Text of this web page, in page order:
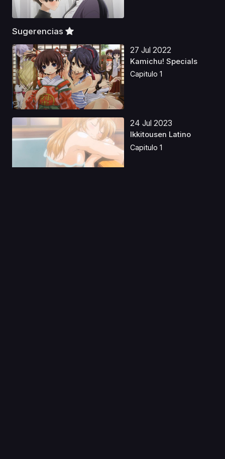
Sugerencias
27 Jul 2022
Kamichu! Specials
Capitulo 1
24 Jul 2023
Ikkitousen Latino
Capitulo 1